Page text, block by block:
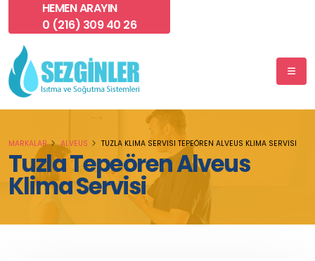
HEMEN ARAYIN
0 (216) 309 40 26
Tuzla Tepeören Alveus
Klima Servisi
MARKALAR ALVEUS TUZLA KLIMA SERVISI TEPEÖREN ALVEUS KLIMA SERVISI